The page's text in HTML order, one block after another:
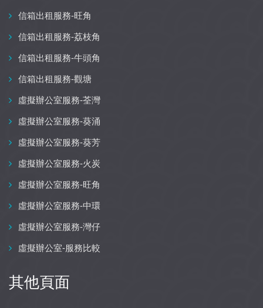
信箱出租服務-旺角
信箱出租服務-荔枝角
信箱出租服務-牛頭角
信箱出租服務-觀塘
虛擬辦公室服務-荃灣
虛擬辦公室服務-葵涌
虛擬辦公室服務-葵芳
虛擬辦公室服務-火炭
虛擬辦公室服務-旺角
虛擬辦公室服務-中環
虛擬辦公室服務-灣仔
虛擬辦公室-服務比較
其他頁面